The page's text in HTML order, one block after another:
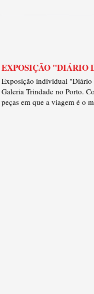
EXPOSIÇÃO "DIÁRIO
Exposição individual "Diário
Galeria Trindade no Porto.
peças em que a viagem é o